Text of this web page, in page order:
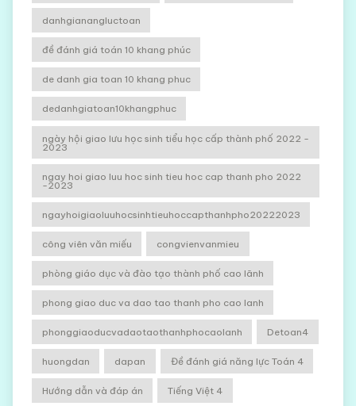
danhgianangluctoan
đề đánh giá toán 10 khang phúc
de danh gia toan 10 khang phuc
dedanhgiatoan10khangphuc
ngày hội giao lưu học sinh tiểu học cấp thành phố 2022 -
2023
ngay hoi giao luu hoc sinh tieu hoc cap thanh pho 2022
-2023
ngayhoigiaoluuhocsinhtieuhoccapthanhpho20222023
công viên văn miếu congvienvanmieu
phòng giáo dục và đào tạo thành phố cao lãnh
phong giao duc va dao tao thanh pho cao lanh
phonggiaoducvadaotaothanhphocaolanh Detoan4
huongdan dapan Đề đánh giá năng lực Toán 4
Hướng dẫn và đáp án Tiếng Việt 4